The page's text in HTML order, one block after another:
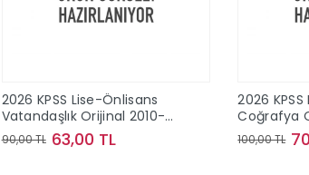
2026 KPSS Lise-Önlisans
Vatandaşlık Orijinal 2010-
2024 Konu Konu Çıkmış
Sorular
90,00 TL 63,00 TL
2026
Coğrafya
2024 Konu
Sorular
100,00 TL